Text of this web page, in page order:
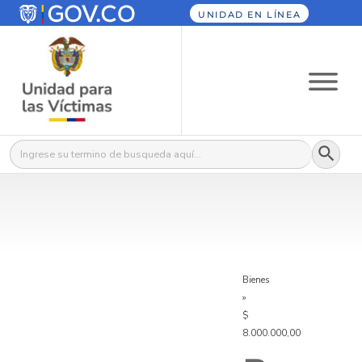
UNIDAD EN LÍNEA
Buscar: Botón
Bienes
»
$
8.000.000,00